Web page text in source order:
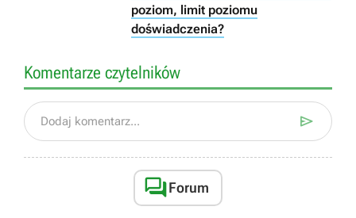
poziom, limit poziomu
doświadczenia?
Komentarze czytelników
Dodaj komentarz... 
Forum